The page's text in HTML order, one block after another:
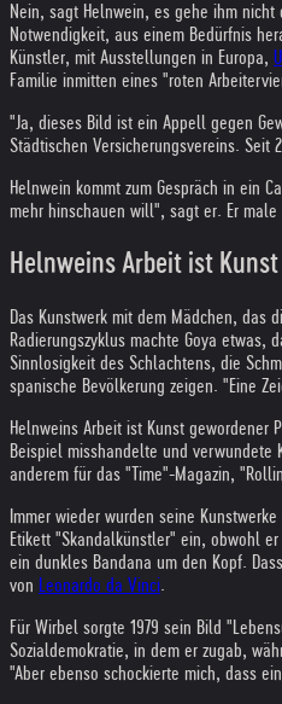
Nein, sagt Helnwein, es gehe ihm
Notwendigkeit, aus einem Bedürfnis
Künstler, mit Ausstellungen in Europa,
Familie inmitten eines "roten
"Ja, dieses Bild ist ein Appell gegen
Städtischen Versicherungsvereins. Seit
Helnwein kommt zum Gespräch in ein
mehr hinschauen will", sagt er. Er
Helnweins Arbeit ist
Das Kunstwerk mit dem Mädchen,
Radierungszyklus machte Goya
Sinnlosigkeit des Schlachtens, die
spanische Bevölkerung zeigen. "Eine
Helnweins Arbeit ist Kunst
Beispiel misshandelte und
anderem für das "Time"-Magazin,
Immer wieder wurden seine
Etikett "Skandalkünstler" ein, obwohl
ein dunkles Bandana um den Kopf.
von
Leonardo da Vinci.
Für Wirbel sorgte 1979 sein Bild
Sozialdemokratie, in dem er zugab,
"Aber ebenso schockierte mich, dass